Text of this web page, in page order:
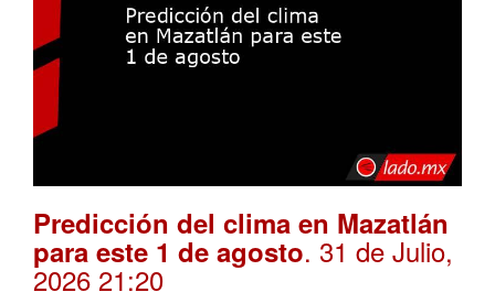
Predicción del clima en Mazatlán
para este 1 de agosto. 31 de Julio,
2026 21:20